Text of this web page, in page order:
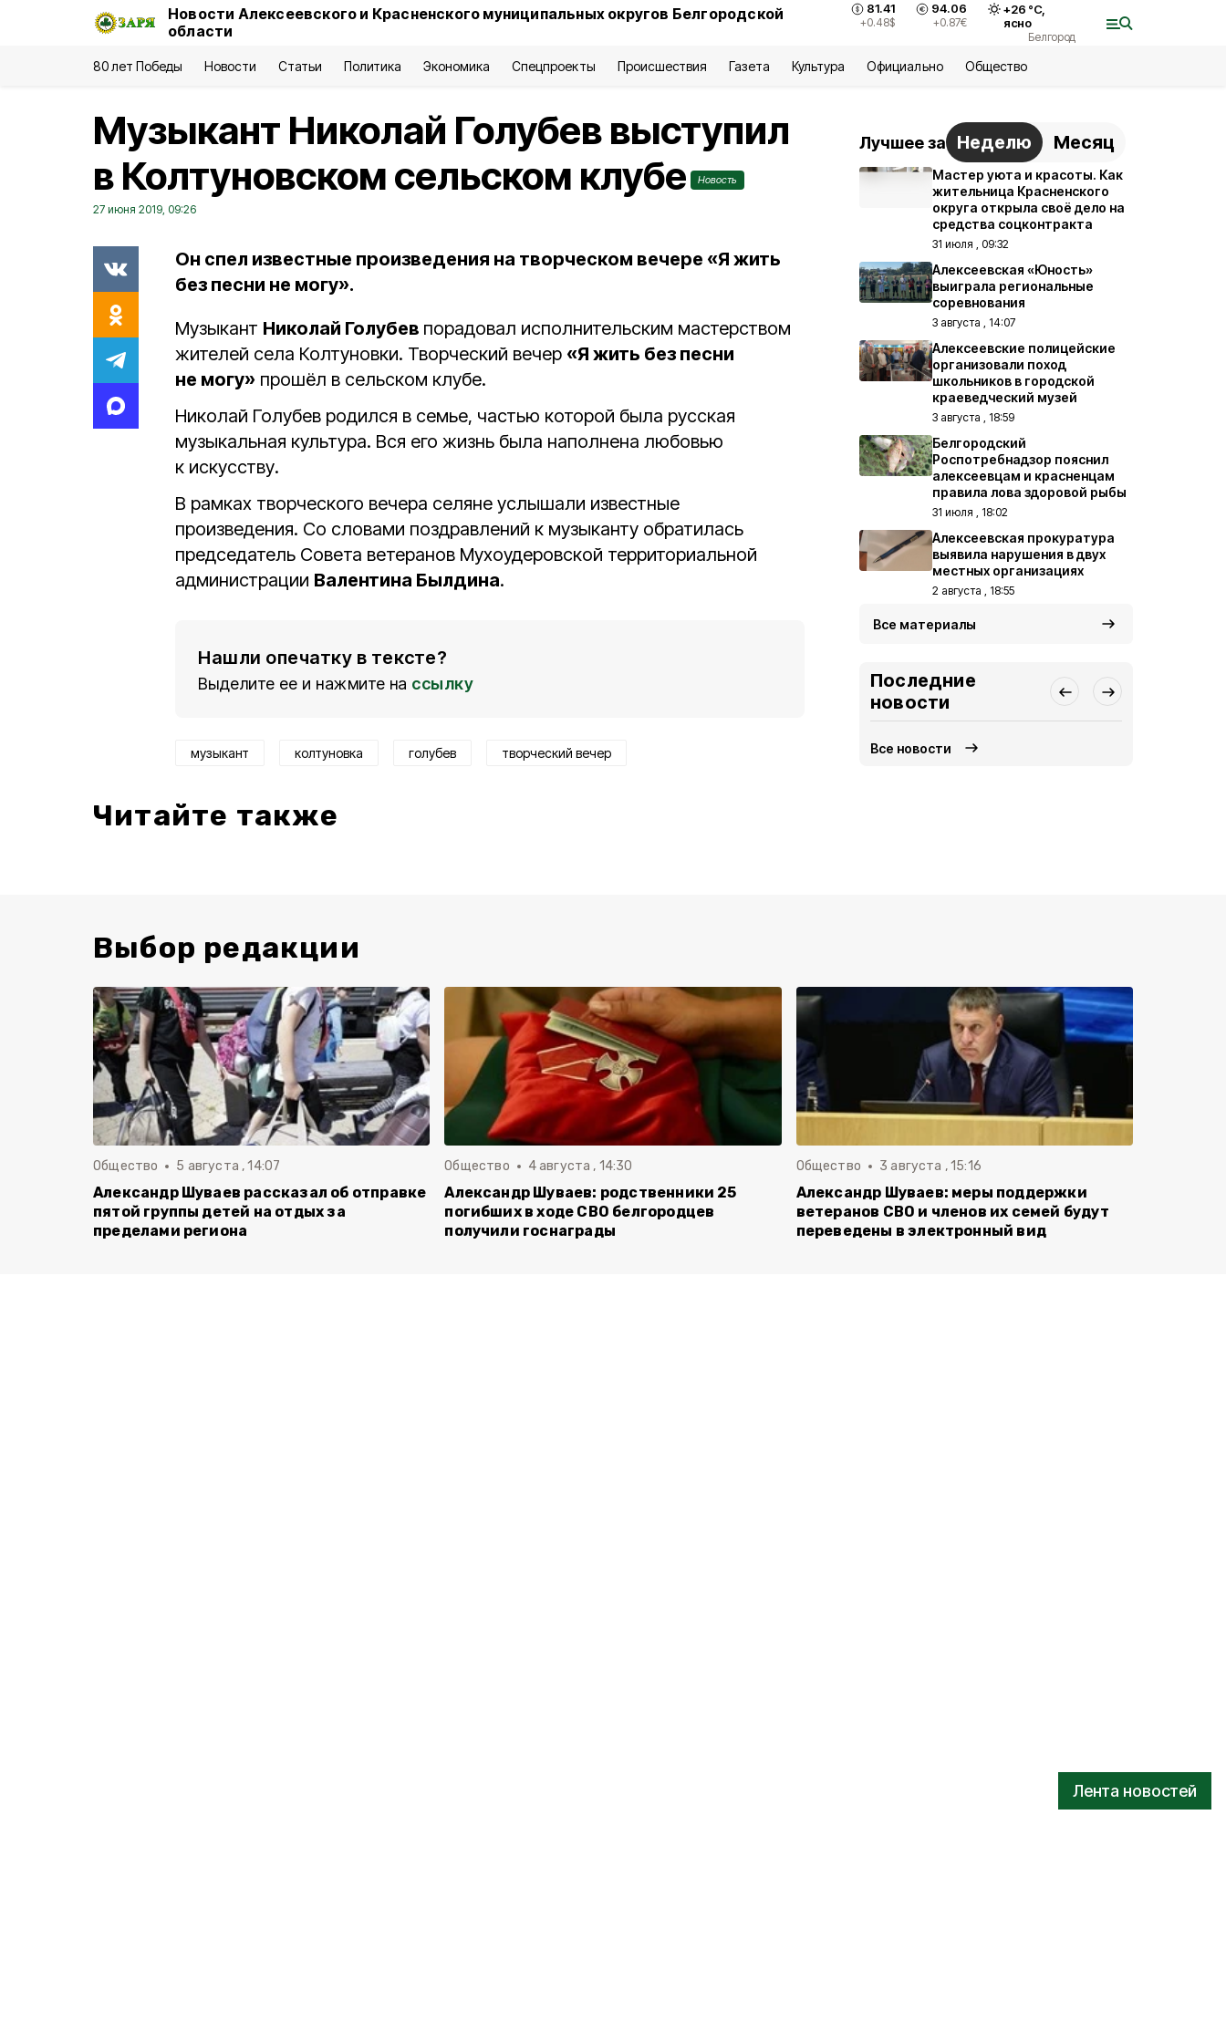
Новости Алексеевского и Красненского муниципальных округов Белгородской
области
81.41
+0.48$
94.06
+0.87€
+26 °С,
ясно
Белгород
80 лет Победы Новости Статьи Политика Экономика Спецпроекты Происшествия Газета Культура Официально Общество
Лента новостей
Музыкант Николай Голубев выступил
в Колтуновском сельском клубе
Новость
27 июня 2019, 09:26
Он спел известные произведения на творческом вечере «Я жить
без песни не могу».
Музыкант Николай Голубев порадовал исполнительским мастерством
жителей села Колтуновки. Творческий вечер «Я жить без песни
не могу» прошёл в сельском клубе.
Николай Голубев родился в семье, частью которой была русская
музыкальная культура. Вся его жизнь была наполнена любовью
к искусству.
В рамках творческого вечера селяне услышали известные
произведения. Со словами поздравлений к музыканту обратилась
председатель Совета ветеранов Мухоудеровской территориальной
администрации Валентина Былдина.
Нашли опечатку в тексте?
Выделите ее и нажмите на ссылку
музыкант колтуновка голубев творческий вечер
Читайте также
Лучшее за Неделю Месяц
Мастер уюта и красоты. Как
жительница Красненского
округа открыла своё дело на
средства соцконтракта
31 июля , 09:32
Алексеевская «Юность»
выиграла региональные
соревнования
3 августа , 14:07
Алексеевские полицейские
организовали поход
школьников в городской
краеведческий музей
3 августа , 18:59
Белгородский
Роспотребнадзор пояснил
алексеевцам и красненцам
правила лова здоровой рыбы
31 июля , 18:02
Алексеевская прокуратура
выявила нарушения в двух
местных организациях
2 августа , 18:55
Все материалы
Последние
новости
Все новости
Выбор редакции
Общество 5 августа , 14:07
Александр Шуваев рассказал об отправке
пятой группы детей на отдых за
пределами региона
Общество 4 августа , 14:30
Александр Шуваев: родственники 25
погибших в ходе СВО белгородцев
получили госнаграды
Общество 3 августа , 15:16
Александр Шуваев: меры поддержки
ветеранов СВО и членов их семей будут
переведены в электронный вид